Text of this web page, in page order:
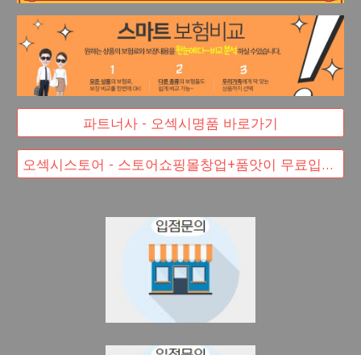
파트너사 - 오섹시명품 바로가기
오섹시스토어 - 스토어쇼핑몰창업+품앗이 무료입점 대박